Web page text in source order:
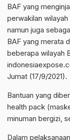
BAF yang
perwakilan
namun juga
BAF yang merata
beberapa wilayah
Jumat (17/9/2021).
Bantuan yang
health pack
minuman bergizi,
Dalam